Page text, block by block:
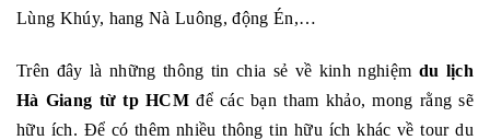
Lùng Khúy, hang Nà Luông, động Én,…
Trên đây là những thông tin chia sẻ về kinh nghiệm du lịch
Hà Giang từ tp HCMđể các bạn tham khảo, mong rằng sẽ
hữu ích. Để có thêm nhiều thông tin hữu ích khác về tour du